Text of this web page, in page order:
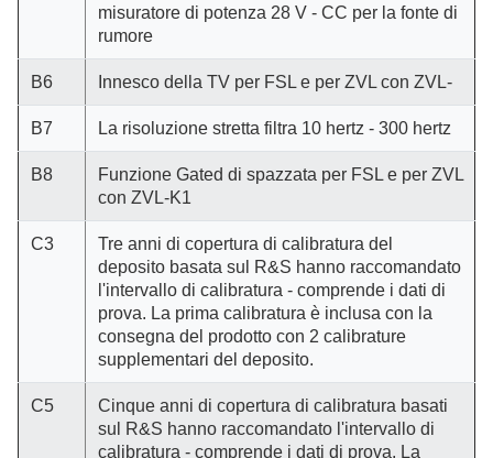
misuratore di potenza 28 V - CC per la fonte di
rumore
B6 Innesco della TV per FSL e per ZVL con ZVL-
B7 La risoluzione stretta filtra 10 hertz - 300 hertz
B8
Funzione Gated di spazzata per FSL e per ZVL
con ZVL-K1
C3
Tre anni di copertura di calibratura del
deposito basata sul R&S hanno raccomandato
l'intervallo di calibratura - comprende i dati di
prova. La prima calibratura è inclusa con la
consegna del prodotto con 2 calibrature
supplementari del deposito.
C5
Cinque anni di copertura di calibratura basati
sul R&S hanno raccomandato l'intervallo di
calibratura - comprende i dati di prova. La